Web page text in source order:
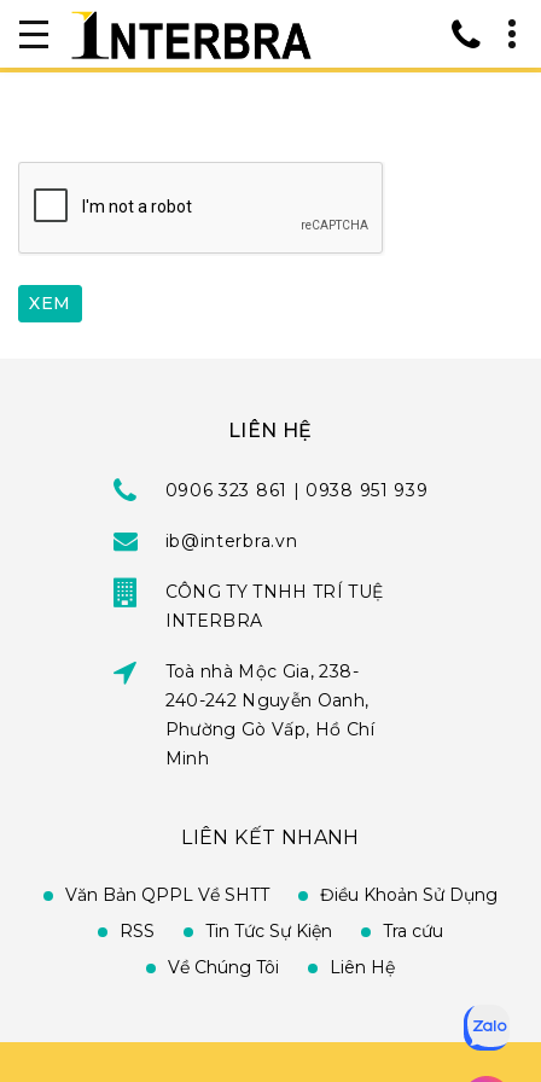
LIÊN HỆ
0906 323 861 | 0938 951 939
ib@interbra.vn
CÔNG TY TNHH TRÍ TUỆ
INTERBRA
Toà nhà Mộc Gia, 238-
240-242 Nguyễn Oanh,
Phường Gò Vấp, Hồ Chí
Minh
LIÊN KẾT NHANH
Văn Bản QPPL Về SHTT
Điều Khoản Sử Dụng
RSS
Tin Tức Sự Kiện
Tra cứu
Về Chúng Tôi
Liên Hệ